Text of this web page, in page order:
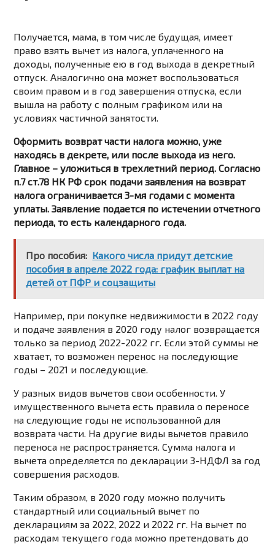
Получается, мама, в том числе будущая, имеет
право взять вычет из налога, уплаченного на
доходы, полученные ею в год выхода в декретный
отпуск. Аналогично она может воспользоваться
своим правом и в год завершения отпуска, если
вышла на работу с полным графиком или на
условиях частичной занятости.
Оформить возврат части налога можно, уже
находясь в декрете, или после выхода из него.
Главное – уложиться в трехлетний период. Согласно
п.7 ст.78 НК РФ срок подачи заявления на возврат
налога ограничивается 3-мя годами с момента
уплаты. Заявление подается по истечении отчетного
периода, то есть календарного года.
Про пособия: Какого числа придут детские
пособия в апреле 2022 года: график выплат на
детей от ПФР и соцзащиты
Например, при покупке недвижимости в 2022 году
и подаче заявления в 2020 году налог возвращается
только за период 2022-2022 гг. Если этой суммы не
хватает, то возможен перенос на последующие
годы – 2021 и последующие.
У разных видов вычетов свои особенности. У
имущественного вычета есть правила о переносе
на следующие годы не использованной для
возврата части. На другие виды вычетов правило
переноса не распространяется. Сумма налога и
вычета определяется по декларации 3-НДФЛ за год
совершения расходов.
Таким образом, в 2020 году можно получить
стандартный или социальный вычет по
декларациям за 2022, 2022 и 2022 гг. На вычет по
расходам текущего года можно претендовать до